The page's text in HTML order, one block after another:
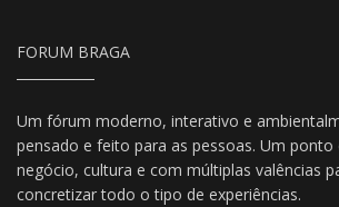
FORUM BRAGA
Um fórum moderno, interativo e
pensado e feito para as pessoas. Um
negócio, cultura e com múltiplas valências
concretizar todo o tipo de experiências.